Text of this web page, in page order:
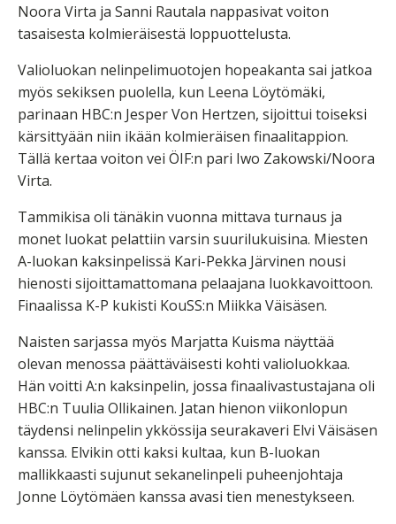
Noora Virta ja Sanni Rautala nappasivat voiton
tasaisesta kolmieräisestä loppuottelusta.
Valioluokan nelinpelimuotojen hopeakanta sai jatkoa
myös sekiksen puolella, kun Leena Löytömäki,
parinaan HBC:n Jesper Von Hertzen, sijoittui toiseksi
kärsittyään niin ikään kolmieräisen finaalitappion.
Tällä kertaa voiton vei ÖIF:n pari Iwo Zakowski/Noora
Virta.
Tammikisa oli tänäkin vuonna mittava turnaus ja
monet luokat pelattiin varsin suurilukuisina. Miesten
A-luokan kaksinpelissä Kari-Pekka Järvinen nousi
hienosti sijoittamattomana pelaajana luokkavoittoon.
Finaalissa K-P kukisti KouSS:n Miikka Väisäsen.
Naisten sarjassa myös Marjatta Kuisma näyttää
olevan menossa päättäväisesti kohti valioluokkaa.
Hän voitti A:n kaksinpelin, jossa finaalivastustajana oli
HBC:n Tuulia Ollikainen. Jatan hienon viikonlopun
täydensi nelinpelin ykkössija seurakaveri Elvi Väisäsen
kanssa. Elvikin otti kaksi kultaa, kun B-luokan
mallikkaasti sujunut sekanelinpeli puheenjohtaja
Jonne Löytömäen kanssa avasi tien menestykseen.